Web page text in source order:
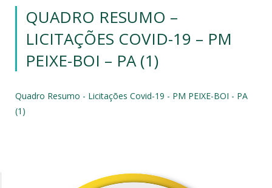
QUADRO RESUMO –
LICITAÇÕES COVID-19 – PM
PEIXE-BOI – PA (1)
Quadro Resumo - Licitações Covid-19 - PM PEIXE-BOI - PA
(1)